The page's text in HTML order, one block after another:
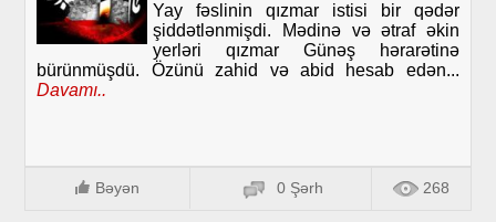
Yay fəslinin qızmar istisi bir qədər
şiddətlənmişdi. Mədinə və ətraf əkin
yerləri qızmar Günəş hərarətinə
bürünmüşdü. Özünü zahid və abid hesab edən...
Davamı..
Bəyən 0 Şərh 268